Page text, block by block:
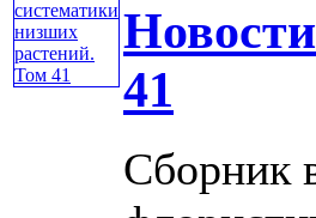
41
Сборник